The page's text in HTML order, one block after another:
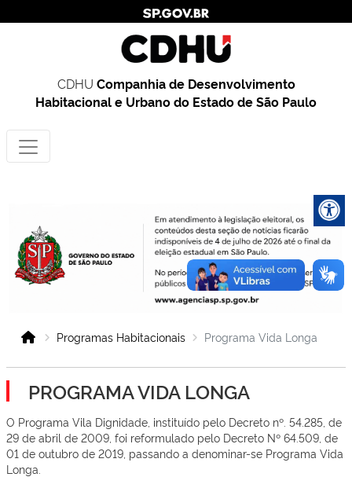
CDHU Companhia de Desenvolvimento
Habitacional e Urbano do Estado de São Paulo
Programas Habitacionais Programa Vida Longa
PROGRAMA VIDA LONGA
O Programa Vila Dignidade, instituído pelo Decreto nº. 54.285, de
29 de abril de 2009, foi reformulado pelo Decreto Nº 64.509, de
01 de outubro de 2019, passando a denominar-se Programa Vida
Longa.